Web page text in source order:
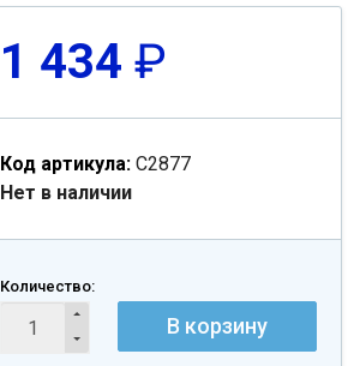
1 434 ₽
Код артикула: С2877
Нет в наличии
Количество:
В корзину